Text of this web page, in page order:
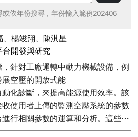
或依年份搜尋，年份輸入範例202406
、楊竣翔、陳淇星
台開發與研究
針對工廠運轉中動力機械設備，例
空壓的開放式能
化診斷，來提高能源使用效率。該
使用者上傳的監測空壓系統的參數
行相關參數的運算和分析。這些分
能診斷提供決策依據。